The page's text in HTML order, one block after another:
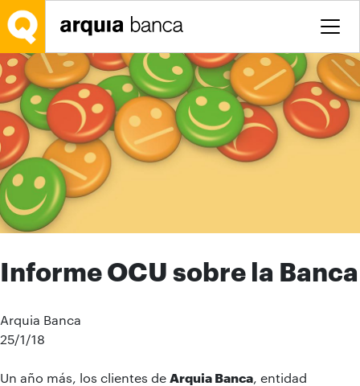
Saltar al contenido principal
Informe OCU sobre la Banca
Arquia Banca
25/1/18
Un año más, los clientes de Arquia Banca, entidad